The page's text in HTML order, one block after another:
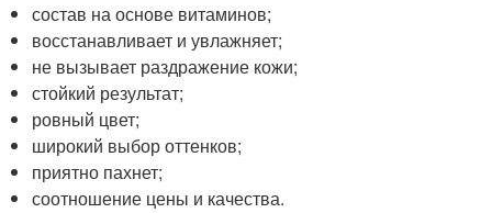
состав на основе витаминов;
восстанавливает и увлажняет;
не вызывает раздражение кожи;
стойкий результат;
ровный цвет;
широкий выбор оттенков;
приятно пахнет;
соотношение цены и качества.